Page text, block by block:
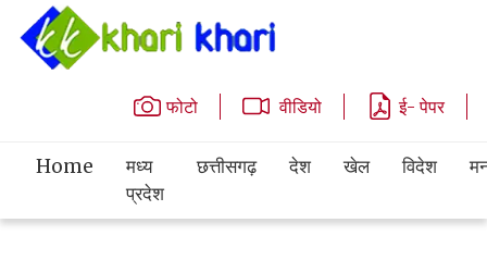
फोटो वीडियो ई- पेपर
Home
मध्य
प्रदेश
छत्तीसगढ़ देश खेल विदेश